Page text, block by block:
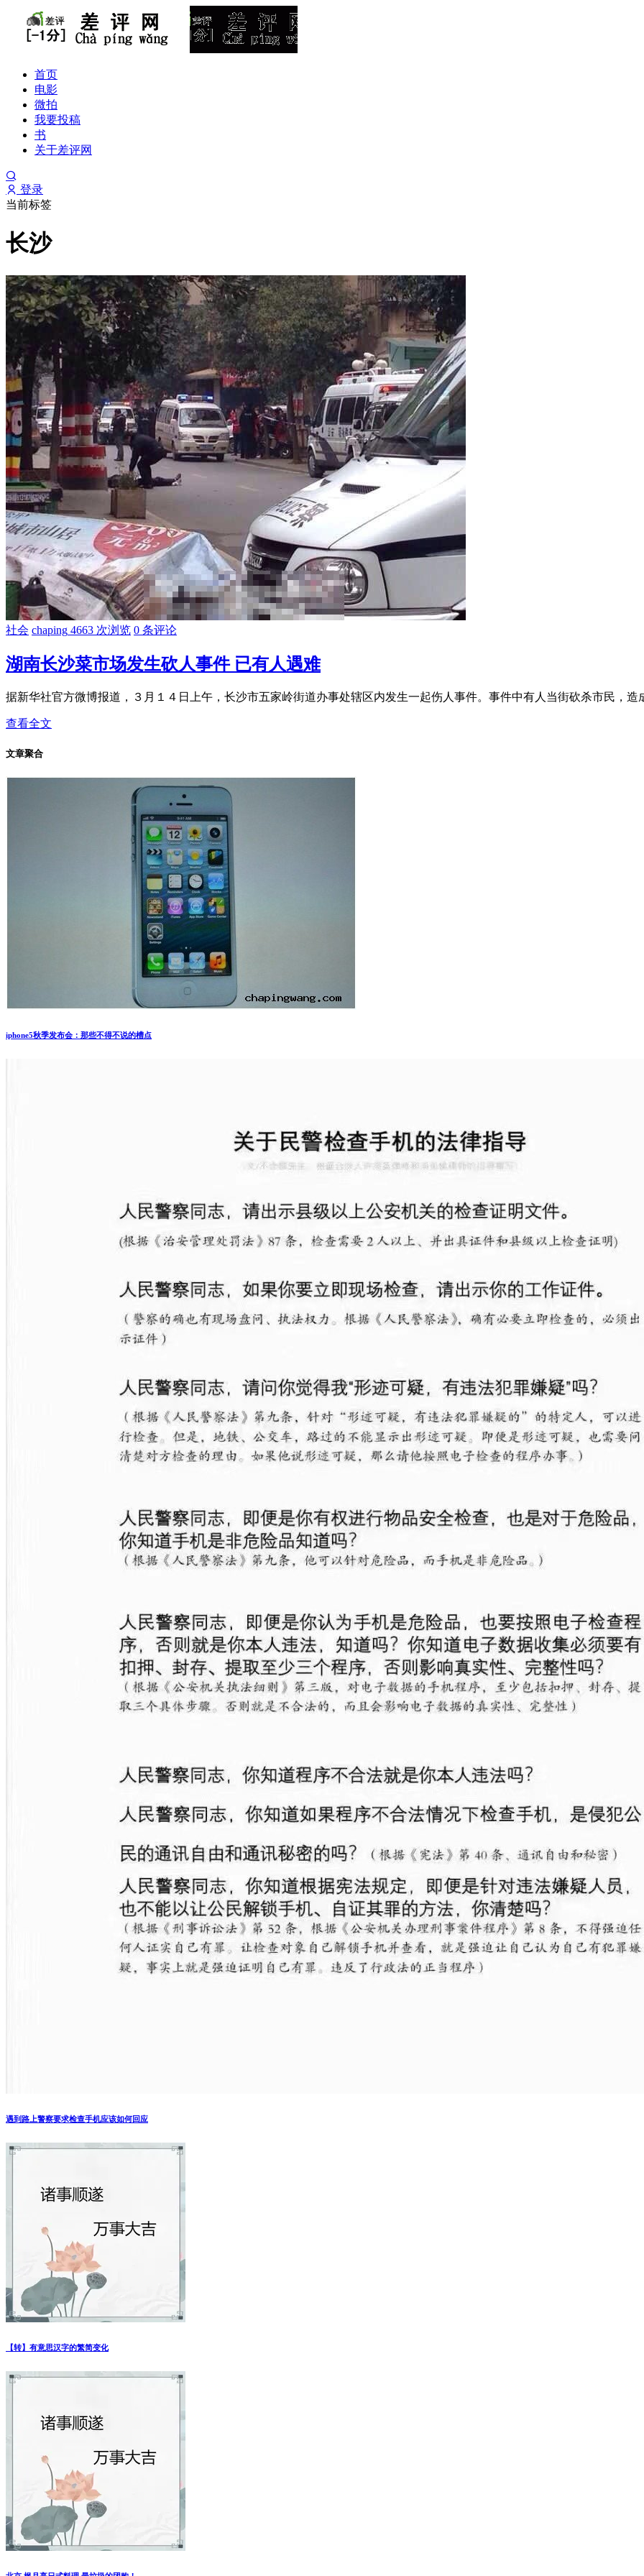
首页
电影
微拍
我要投稿
书
关于差评网
登录
当前标签
长沙
社会 chaping 4663 次浏览 0 条评论
湖南长沙菜市场发生砍人事件 已有人遇难
据新华社官方微博报道，３月１４日上午，长沙市五家岭街道办事处辖区内发生一起伤人事件。事件中有人当街砍杀市民，造
查看全文
文章聚合
iphone5秋季发布会：那些不得不说的槽点
遇到路上警察要求检查手机应该如何回应
【转】有意思汉字的繁简变化